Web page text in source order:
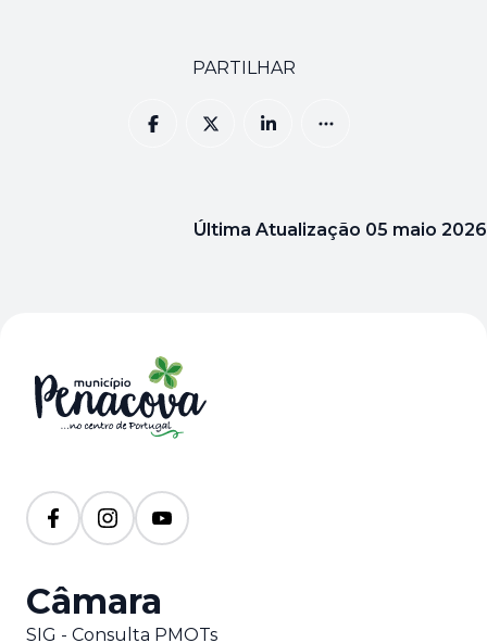
PARTILHAR
Última Atualização 05 maio 2026
Câmara
SIG - Consulta PMOTs